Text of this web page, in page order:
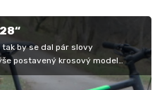
tak by se dal pár slovy
postavený krosový model